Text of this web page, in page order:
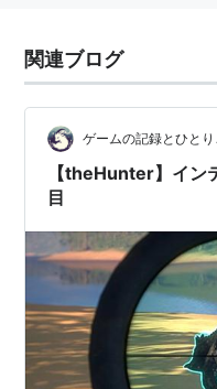
関連ブログ
ゲームの記録とひとり
【theHunter】イン
目